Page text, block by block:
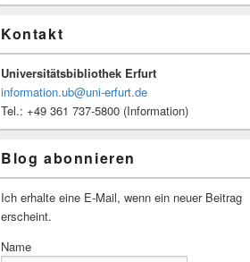
Kontakt
Universitätsbibliothek Erfurt
information.ub@uni-erfurt.de
Tel.: +49 361 737-5800 (Information)
Blog abonnieren
Ich erhalte eine E-Mail, wenn ein neuer Beitrag
erscheint.
Name